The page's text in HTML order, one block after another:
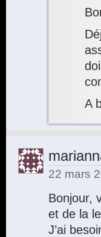
A
22 mars
Bonjour,
et de la
J’ai